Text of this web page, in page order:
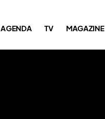
AGENDA TV MAGAZINE